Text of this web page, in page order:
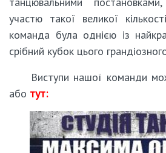
участю такої великої
команда була однією із
срібний кубок цього
Виступи нашої команди
або тут: